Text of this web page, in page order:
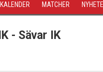
KALENDER MATCHER
- Sävar IK